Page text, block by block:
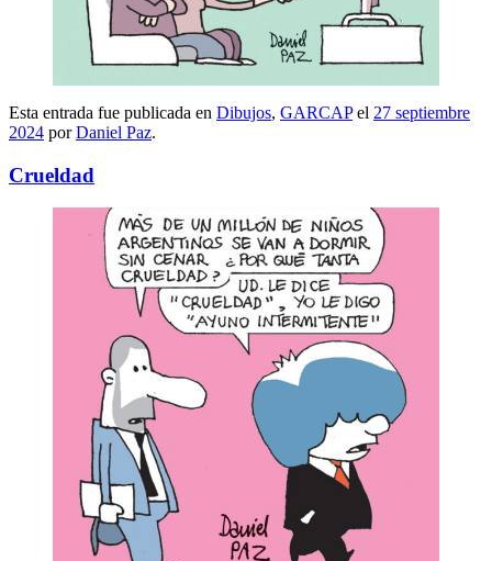
Esta entrada fue publicada en Dibujos, GARCAPel 27 septiembre
2024 porDaniel Paz.
Crueldad